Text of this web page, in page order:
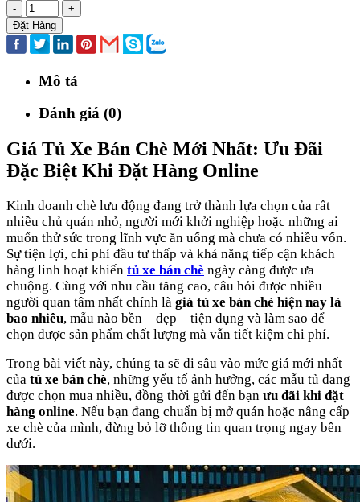
-
+
Đặt Hàng
Mô tả
Đánh giá (0)
Giá Tủ Xe Bán Chè Mới Nhất: Ưu Đãi
Đặc Biệt Khi Đặt Hàng Online
Kinh doanh chè lưu động đang trở thành lựa chọn của rất
nhiều chủ quán nhỏ, người mới khởi nghiệp hoặc những ai
muốn thử sức trong lĩnh vực ăn uống mà chưa có nhiều vốn.
Sự tiện lợi, chi phí đầu tư thấp và khả năng tiếp cận khách
hàng linh hoạt khiến tủ xe bán chè ngày càng được ưa
chuộng. Cùng với nhu cầu tăng cao, câu hỏi được nhiều
người quan tâm nhất chính là giá tủ xe bán chè hiện nay là
bao nhiêu, mẫu nào bền – đẹp – tiện dụng và làm sao để
chọn được sản phẩm chất lượng mà vẫn tiết kiệm chi phí.
Trong bài viết này, chúng ta sẽ đi sâu vào mức giá mới nhất
của tủ xe bán chè, những yếu tố ảnh hưởng, các mẫu tủ đang
được chọn mua nhiều, đồng thời gửi đến bạn ưu đãi khi đặt
hàng online. Nếu bạn đang chuẩn bị mở quán hoặc nâng cấp
xe chè của mình, đừng bỏ lỡ thông tin quan trọng ngay bên
dưới.